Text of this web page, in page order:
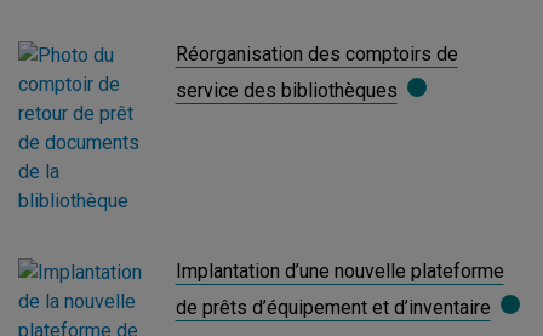
Réorganisation des comptoirs de
service des bibliothèques
Implantation d’une nouvelle plateforme
de prêts d’équipement et d’inventaire